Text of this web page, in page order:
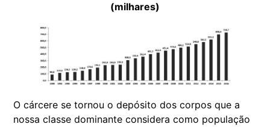
(milhares)
O cárcere se tornou o depósito dos corpos que a
nossa classe dominante considera como população